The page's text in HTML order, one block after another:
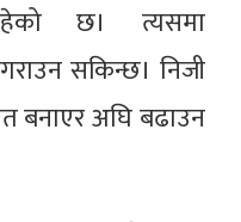
छ। त्यसमा
सकिन्छ। निजी
बनाएर अघि बढाउन